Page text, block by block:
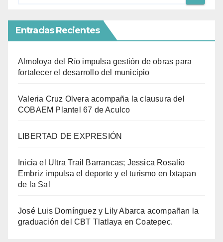
Entradas Recientes
Almoloya del Río impulsa gestión de obras para
fortalecer el desarrollo del municipio
Valeria Cruz Olvera acompaña la clausura del
COBAEM Plantel 67 de Aculco
LIBERTAD DE EXPRESIÓN
Inicia el Ultra Trail Barrancas; Jessica Rosalío
Embriz impulsa el deporte y el turismo en Ixtapan
de la Sal
José Luis Domínguez y Lily Abarca acompañan la
graduación del CBT Tlatlaya en Coatepec.